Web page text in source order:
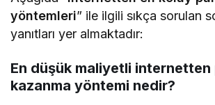
yöntemleri” ile ilgili sıkça sorulan
yanıtları yer almaktadır:
En düşük maliyetli internetten
kazanma yöntemi nedir?